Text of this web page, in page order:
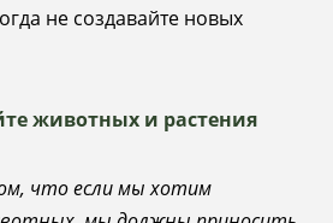
не создавайте новых
животных и растения
что если мы хотим